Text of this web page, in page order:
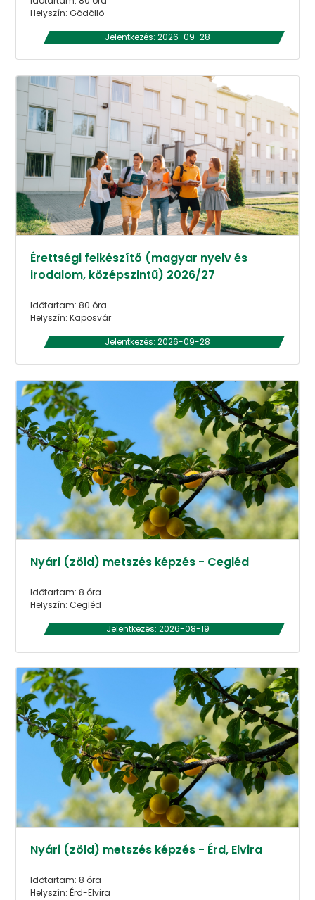
Helyszín: Gödöllő
Jelentkezés: 2026-09-28
Érettségi felkészítő (magyar nyelv és
irodalom, középszintű) 2026/27
Időtartam: 80 óra
Helyszín: Kaposvár
Jelentkezés: 2026-09-28
Nyári (zöld) metszés képzés - Cegléd
Időtartam: 8 óra
Helyszín: Cegléd
Jelentkezés: 2026-08-19
Nyári (zöld) metszés képzés - Érd, Elvira
Időtartam: 8 óra
Helyszín: Érd-Elvira